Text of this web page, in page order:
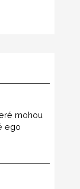
mohou
ego